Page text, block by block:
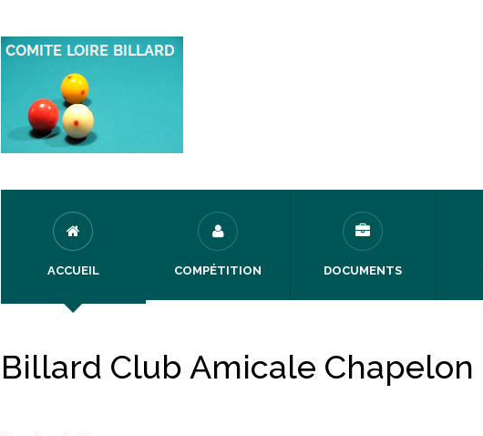
ACCUEIL COMPÉTITION DOCUMENTS
Billard Club Amicale Chapelon